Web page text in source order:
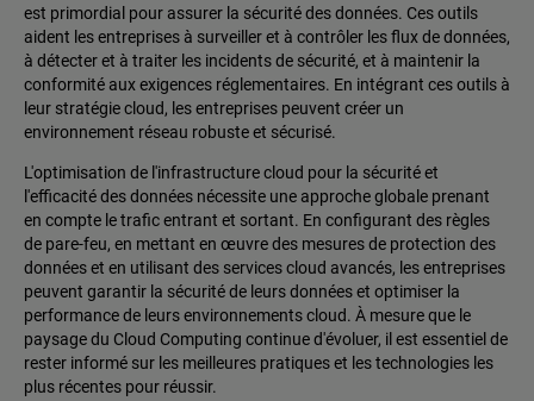
est primordial pour assurer la sécurité des données. Ces outils
aident les entreprises à surveiller et à contrôler les flux de données,
à détecter et à traiter les incidents de sécurité, et à maintenir la
conformité aux exigences réglementaires. En intégrant ces outils à
leur stratégie cloud, les entreprises peuvent créer un
environnement réseau robuste et sécurisé.
L'optimisation de l'infrastructure cloud pour la sécurité et
l'efficacité des données nécessite une approche globale prenant
en compte le trafic entrant et sortant. En configurant des règles
de pare-feu, en mettant en œuvre des mesures de protection des
données et en utilisant des services cloud avancés, les entreprises
peuvent garantir la sécurité de leurs données et optimiser la
performance de leurs environnements cloud. À mesure que le
paysage du Cloud Computing continue d'évoluer, il est essentiel de
rester informé sur les meilleures pratiques et les technologies les
plus récentes pour réussir.